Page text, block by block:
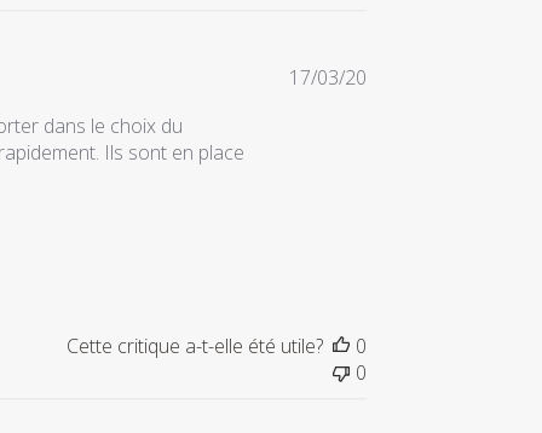
dans le choix du
Ils sont en place
Date
17/03/20
Cette critique a-t-elle été utile?
0
0